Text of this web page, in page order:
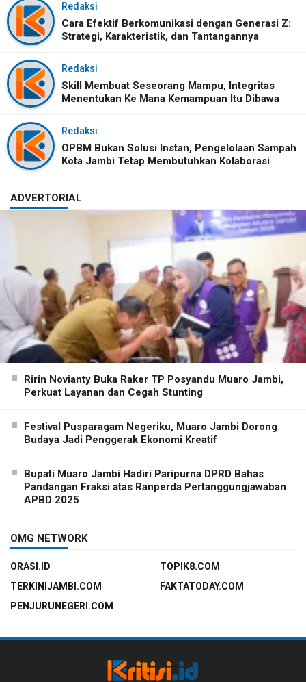
Redaksi
Cara Efektif Berkomunikasi dengan Generasi Z:
Strategi, Karakteristik, dan Tantangannya
Redaksi
Skill Membuat Seseorang Mampu, Integritas
Menentukan Ke Mana Kemampuan Itu Dibawa
Redaksi
OPBM Bukan Solusi Instan, Pengelolaan Sampah
Kota Jambi Tetap Membutuhkan Kolaborasi
ADVERTORIAL
Ririn Novianty Buka Raker TP Posyandu Muaro Jambi,
Perkuat Layanan dan Cegah Stunting
Festival Pusparagam Negeriku, Muaro Jambi Dorong
Budaya Jadi Penggerak Ekonomi Kreatif
Bupati Muaro Jambi Hadiri Paripurna DPRD Bahas
Pandangan Fraksi atas Ranperda Pertanggungjawaban
APBD 2025
OMG NETWORK
ORASI.ID
TOPIK8.COM
TERKINIJAMBI.COM
FAKTATODAY.COM
PENJURUNEGERI.COM